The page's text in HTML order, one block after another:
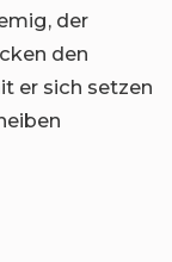
der
den
er sich setzen